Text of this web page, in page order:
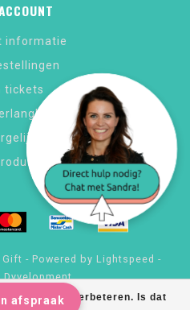
website te verbeteren. Is dat
informatie
tickets
- Powered by Lightspeed -
Dyvelopment
afspraak